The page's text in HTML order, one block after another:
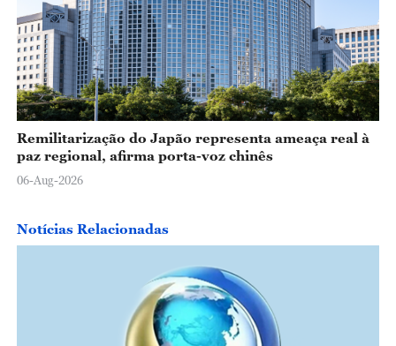
Remilitarização do Japão representa ameaça real à
paz regional, afirma porta-voz chinês
06-Aug-2026
Notícias Relacionadas